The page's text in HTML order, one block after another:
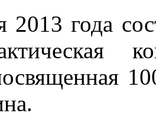
2013 года